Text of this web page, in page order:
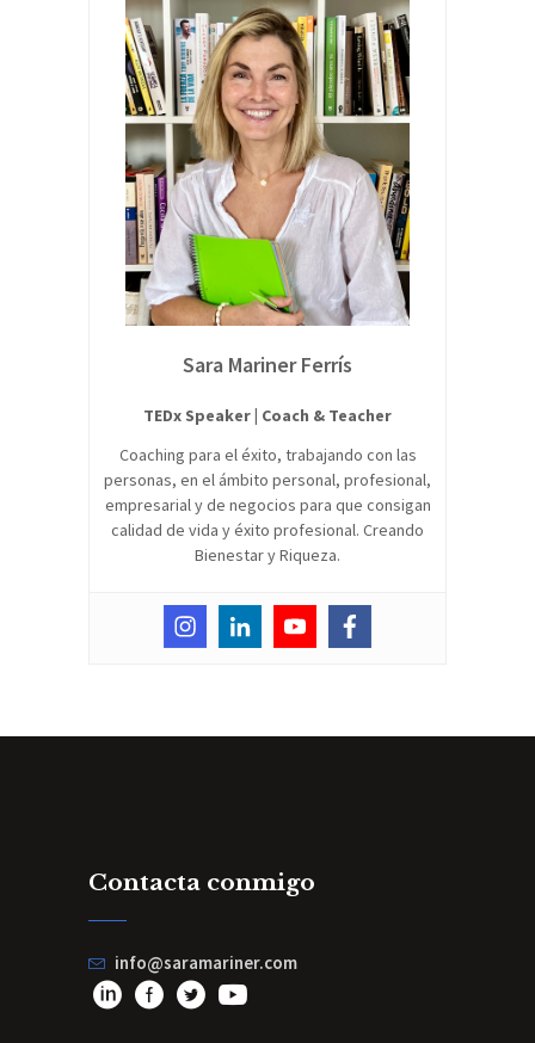
Sara Mariner Ferrís
TEDx Speaker | Coach & Teacher
Coaching para el éxito, trabajando con las
personas, en el ámbito personal, profesional,
empresarial y de negocios para que consigan
calidad de vida y éxito profesional. Creando
Bienestar y Riqueza.
Contacta conmigo
info@saramariner.com